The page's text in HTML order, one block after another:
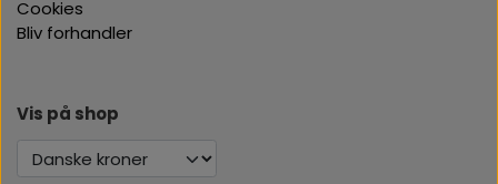
Cookies
Bliv forhandler
Vis på shop